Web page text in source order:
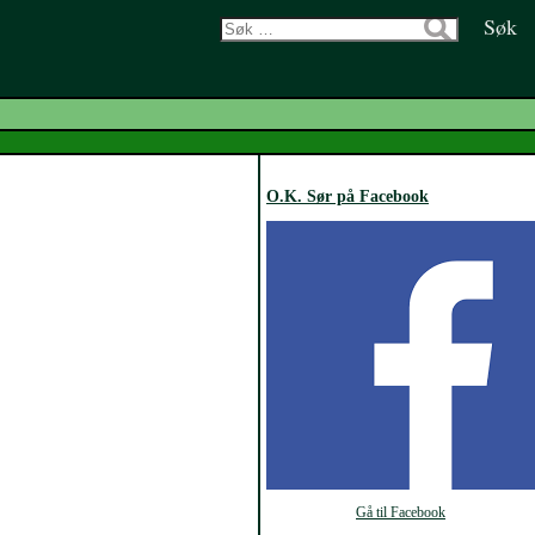
Søk
etter:
O.K. Sør på Facebook
Gå til Facebook